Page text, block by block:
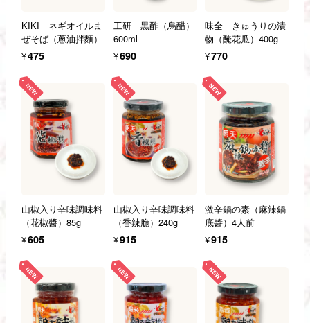
KIKI ネギオイルま
ぜそば（蔥油拌麵）
¥475
工研 黒酢（烏醋）
600ml
¥690
味全 きゅうりの漬
物（醃花瓜）400g
¥770
山椒入り辛味調味料
（花椒醬）85g
¥605
山椒入り辛味調味料
（香辣脆）240g
¥915
激辛鍋の素（麻辣鍋
底醬）4人前
¥915